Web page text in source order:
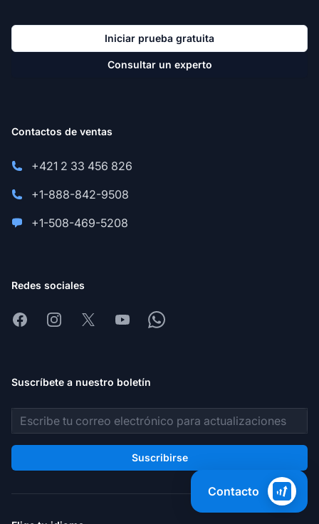
Iniciar prueba gratuita
Consultar un experto
Contactos de ventas
+421 2 33 456 826
+1-888-842-9508
+1-508-469-5208
Redes sociales
FacebookInstagram
X YoutubeWhatsapp
Suscríbete a nuestro boletín
Dirección de correo electrónico
Suscribirse
Contacto